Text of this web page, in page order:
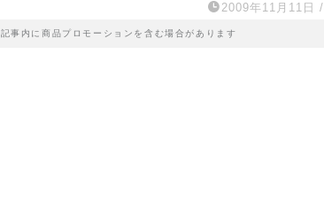
2009年11月11日 /
記事内に商品プロモーションを含む場合があります